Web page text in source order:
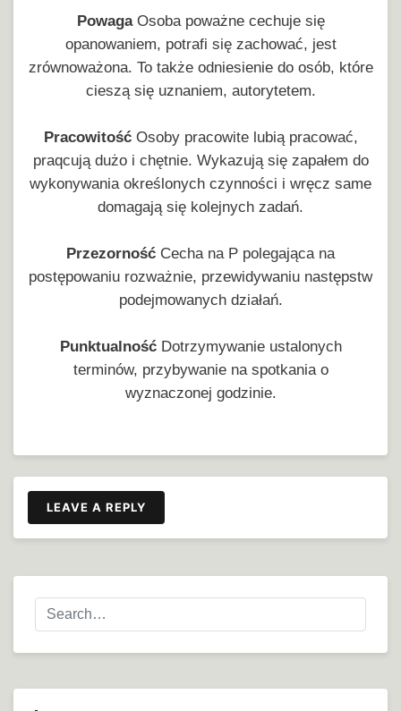
PowagaOsoba poważne cechuje się
opanowaniem, potrafi się zachować, jest
zrównoważona. To także odniesienie do osób, które
cieszą się uznaniem, autorytetem.
PracowitośćOsoby pracowite lubią pracować,
praqcują dużo i chętnie. Wykazują się zapałem do
wykonywania określonych czynności i wręcz same
domagają się kolejnych zadań.
Przezorność Cecha na P polegająca na
postępowaniu rozważnie, przewidywaniu następstw
podejmowanych działań.
PunktualnośćDotrzymywanie ustalonych
terminów, przybywanie na spotkania o
wyznaczonej godzinie.
LEAVE A REPLY